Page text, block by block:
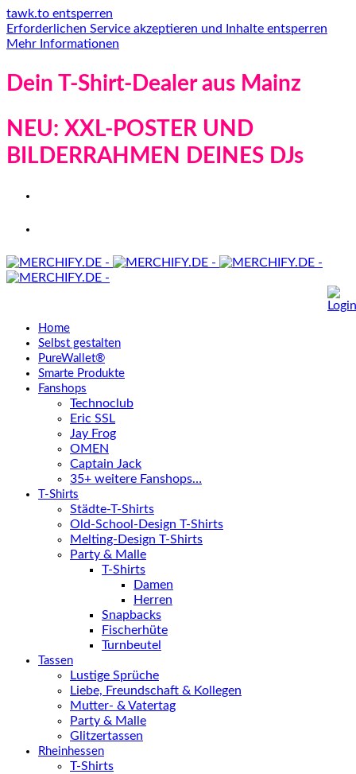
tawk.to entsperren
Erforderlichen Service akzeptieren und Inhalte entsperren
Mehr Informationen
Dein T-Shirt-Dealer aus Mainz
NEU: XXL-POSTER UND
BILDERRAHMEN DEINES DJs
Home
Selbst gestalten
PureWallet®
Smarte Produkte
Fanshops
Technoclub
Eric SSL
Jay Frog
OMEN
Captain Jack
35+ weitere Fanshops…
T-Shirts
Städte-T-Shirts
Old-School-Design T-Shirts
Melting-Design T-Shirts
Party & Malle
T-Shirts
Damen
Herren
Snapbacks
Fischerhüte
Turnbeutel
Tassen
Lustige Sprüche
Liebe, Freundschaft & Kollegen
Mutter- & Vatertag
Party & Malle
Glitzertassen
Rheinhessen
T-Shirts